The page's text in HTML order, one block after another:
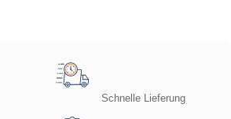
Schnelle Lieferung